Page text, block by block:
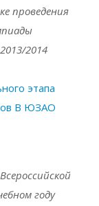
проведения
2014
этапа
В ЮЗАО
году